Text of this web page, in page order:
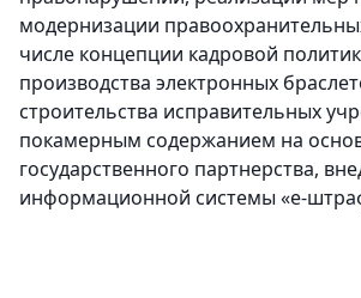
модернизации
числе концепции кадровой
производства электронных
строительства исправительных
покамерным содержанием на
государственного партнерства,
информационной системы «е-